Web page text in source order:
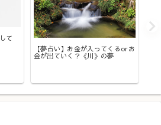
て
【夢占い】お金が入ってくるorお
金が出ていく？《川》の夢